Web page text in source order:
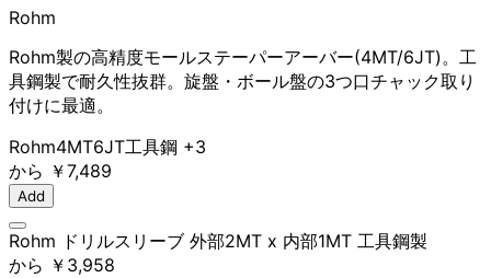
Rohm
Rohm製の高精度モールステーパーアーバー(4MT/6JT)。工
具鋼製で耐久性抜群。旋盤・ボール盤の3つ口チャック取り
付けに最適。
Rohm4MT6JT工具鋼 +3
から ￥7,489
Add
Rohm ドリルスリーブ 外部2MT x 内部1MT 工具鋼製
から ￥3,958